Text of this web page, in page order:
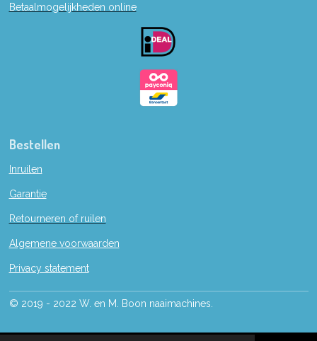
o
Betaalmogelijkheden online
Bestellen
Inruilen
Garantie
Retourneren of ruilen
Algemene voorwaarden
Privacy statement
© 2019 - 2022 W. en M. Boon naaimachines.